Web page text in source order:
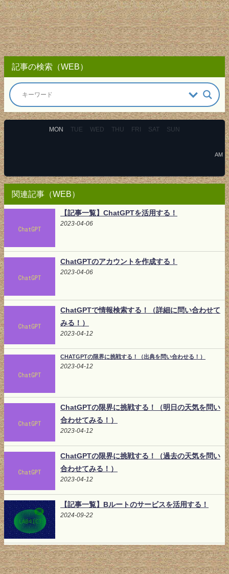
記事の検索（WEB）
MON TUE WED THU FRI SAT SUN
AM
関連記事（WEB）
【記事一覧】ChatGPTを活用する！
2023-04-06
ChatGPTのアカウントを作成する！
2023-04-06
ChatGPTで情報検索する！（詳細に問い合わせて
みる！）
2023-04-12
CHATGPTの限界に挑戦する！（出典を問い合わせる！）
2023-04-12
ChatGPTの限界に挑戦する！（明日の天気を問い
合わせてみる！）
2023-04-12
ChatGPTの限界に挑戦する！（過去の天気を問い
合わせてみる！）
2023-04-12
【記事一覧】Bルートのサービスを活用する！
2024-09-22